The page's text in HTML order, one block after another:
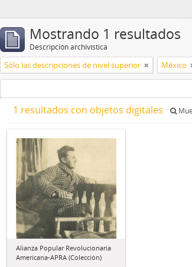
Mostrando 1 resultados
Descripción archivística
Sólo las descripciones de nivel superior México
1 resultados con objetos digitales
Alianza Popular Revolucionaria
Americana-APRA (Colección)